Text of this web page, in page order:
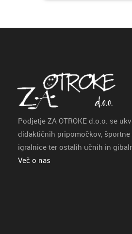
Podjetje ZA OTROKE d.o.o. se
didaktičnih pripomočkov, športne
igralnice ter ostalih učnih in
Več o nas